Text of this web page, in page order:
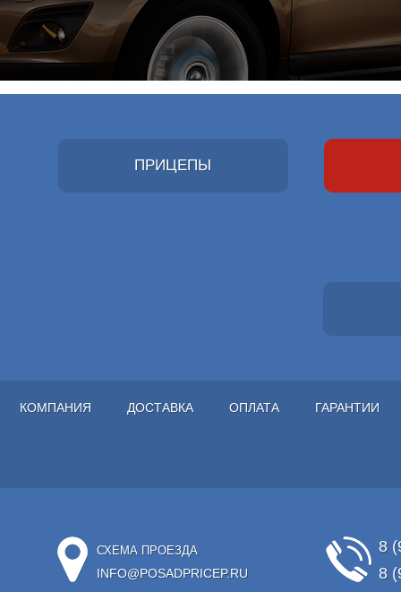
ПРИЦЕПЫ
КОМПАНИЯ ДОСТАВКА ОПЛАТА ГАРАНТИИ
СХЕМА ПРОЕЗДА
INFO@POSADPRICEP.RU
8
8